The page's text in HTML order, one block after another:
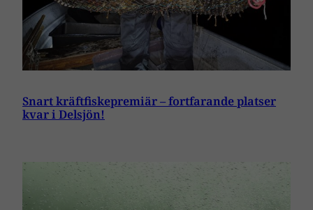
Snart kräftfiskepremiär – fortfarande platser
kvar i Delsjön!